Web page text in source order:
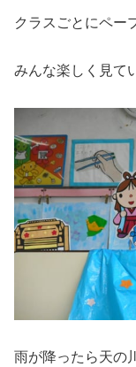
クラスごとにペー
みんな楽しく見て
雨が降ったら天の